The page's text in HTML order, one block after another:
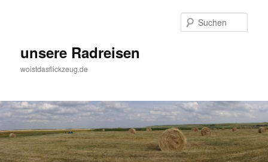
unsere Radreisen
woistdasflickzeug.de